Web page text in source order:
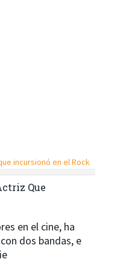
Que
en el cine, ha
dos bandas, e